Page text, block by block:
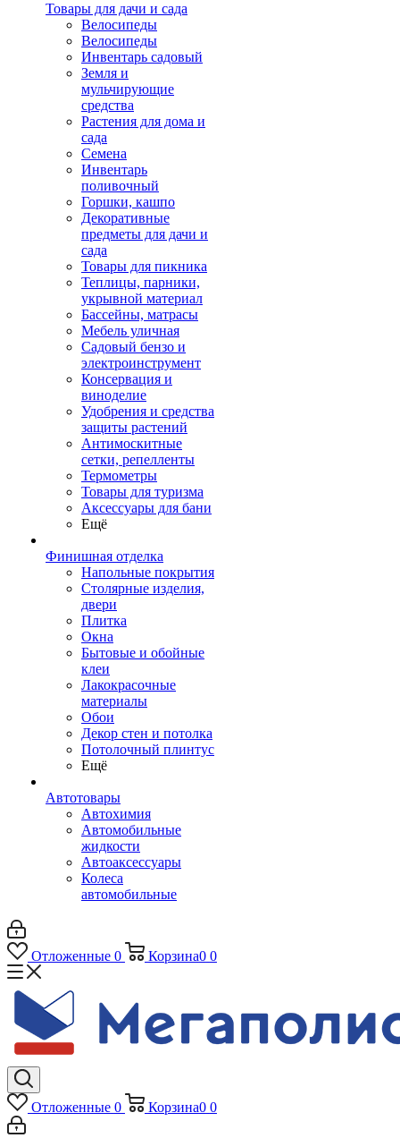
Товары для дачи и сада
Велосипеды
Велосипеды
Инвентарь садовый
Земля и
мульчирующие
средства
Растения для дома и
сада
Семена
Инвентарь
поливочный
Горшки, кашпо
Декоративные
предметы для дачи и
сада
Товары для пикника
Теплицы, парники,
укрывной материал
Бассейны, матрасы
Мебель уличная
Садовый бензо и
электроинструмент
Консервация и
виноделие
Удобрения и средства
защиты растений
Антимоскитные
сетки, репелленты
Термометры
Товары для туризма
Аксессуары для бани
Ещё
Финишная отделка
Напольные покрытия
Столярные изделия,
двери
Плитка
Окна
Бытовые и обойные
клеи
Лакокрасочные
материалы
Обои
Декор стен и потолка
Потолочный плинтус
Ещё
Автотовары
Автохимия
Автомобильные
жидкости
Автоаксессуары
Колеса
автомобильные
Отложенные 0 Корзина0 0
Отложенные 0 Корзина0 0